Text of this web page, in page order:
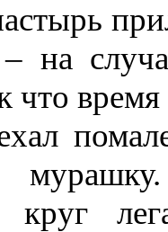
– на
время